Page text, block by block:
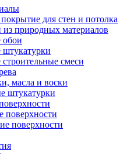
для стен и потолка
природных материалов
обои
смеси
масла и воски
штукатурки
поверхности
поверхности